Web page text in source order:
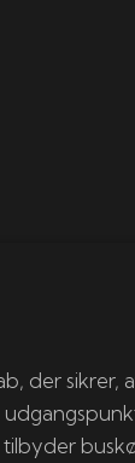
der sikrer,